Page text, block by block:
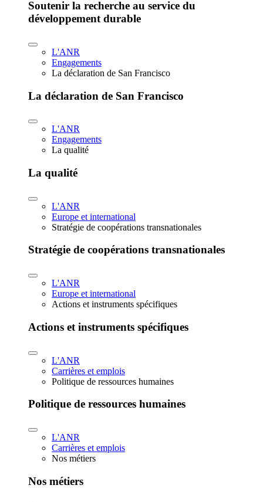
Soutenir la recherche au service du
développement durable
L'ANR
Engagements
La déclaration de San Francisco
La déclaration de San Francisco
L'ANR
Engagements
La qualité
La qualité
L'ANR
Europe et international
Stratégie de coopérations transnationales
Stratégie de coopérations transnationales
L'ANR
Europe et international
Actions et instruments spécifiques
Actions et instruments spécifiques
L'ANR
Carrières et emplois
Politique de ressources humaines
Politique de ressources humaines
L'ANR
Carrières et emplois
Nos métiers
Nos métiers